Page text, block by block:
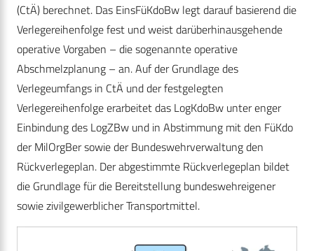
(CtÄ) berechnet. Das EinsFüKdoBw legt darauf basierend die
Verlegereihenfolge fest und weist darüberhinausgehende
operative Vorgaben – die sogenannte operative
Abschmelzplanung – an. Auf der Grundlage des
Verlegeumfangs in CtÄ und der festgelegten
Verlegereihenfolge erarbeitet das LogKdoBw unter enger
Einbindung des LogZBw und in Abstimmung mit den FüKdo
der MilOrgBer sowie der Bundeswehrverwaltung den
Rückverlegeplan. Der abgestimmte Rückverlegeplan bildet
die Grundlage für die Bereitstellung bundeswehreigener
sowie zivilgewerblicher Transportmittel.